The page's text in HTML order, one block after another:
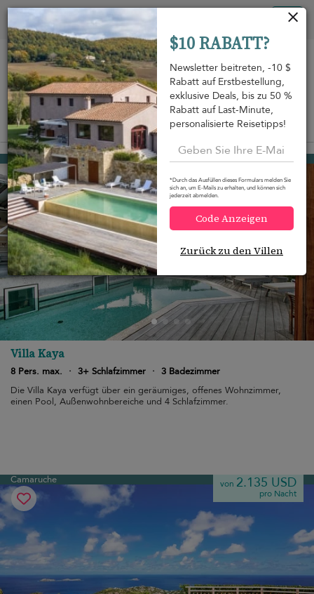
Auf der Karte anzeigen
Camaruche von1.889 USD
Villa Kaya
8 Pers. max. · 3+ Schlafzimmer · 3 Badezimmer
Die Villa Kaya verfügt über ein geräumiges, offenes Wohnzimmer,
einen Pool, Außenwohnbereiche und 4 Schlafzimmer.
Camaruche von 2.135 USD
pro Nacht
$10 RABATT?
Newsletter beitreten, -10 $
Rabatt auf Erstbestellung,
exklusive Deals, bis zu 50 %
Rabatt auf Last-Minute,
personalisierte Reisetipps!
*Durch das Ausfüllen dieses Formulars melden Sie
sich an, um E-Mails zu erhalten, und können sich
jederzeit abmelden.
Code Anzeigen
Zurück zu den Villen
Cookie-Einstellungen